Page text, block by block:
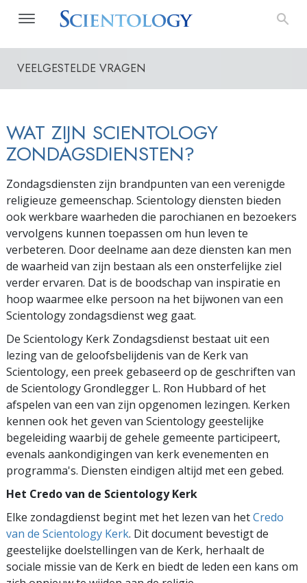
VEELGESTELDE VRAGEN
WAT ZIJN SCIENTOLOGY
ZONDAGSDIENSTEN?
Zondagsdiensten zijn brandpunten van een verenigde
religieuze gemeenschap. Scientology diensten bieden
ook werkbare waarheden die parochianen en bezoekers
vervolgens kunnen toepassen om hun leven te
verbeteren. Door deelname aan deze diensten kan men
de waarheid van zijn bestaan als een onsterfelijke ziel
verder ervaren. Dat is de boodschap van inspiratie en
hoop waarmee elke persoon na het bijwonen van een
Scientology zondagsdienst weg gaat.
De Scientology Kerk Zondagsdienst bestaat uit een
lezing van de geloofsbelijdenis van de Kerk van
Scientology, een preek gebaseerd op de geschriften van
de Scientology Grondlegger L. Ron Hubbard of het
afspelen van een van zijn opgenomen lezingen. Kerken
kennen ook het geven van Scientology geestelijke
begeleiding waarbij de gehele gemeente participeert,
evenals aankondigingen van kerk evenementen en
programma's. Diensten eindigen altijd met een gebed.
Het Credo van de Scientology Kerk
Elke zondagdienst begint met het lezen van hetCredo
van de Scientology Kerk. Dit document bevestigt de
geestelijke doelstellingen van de Kerk, herhaalt de
sociale missie van de Kerk en biedt de leden een kans om